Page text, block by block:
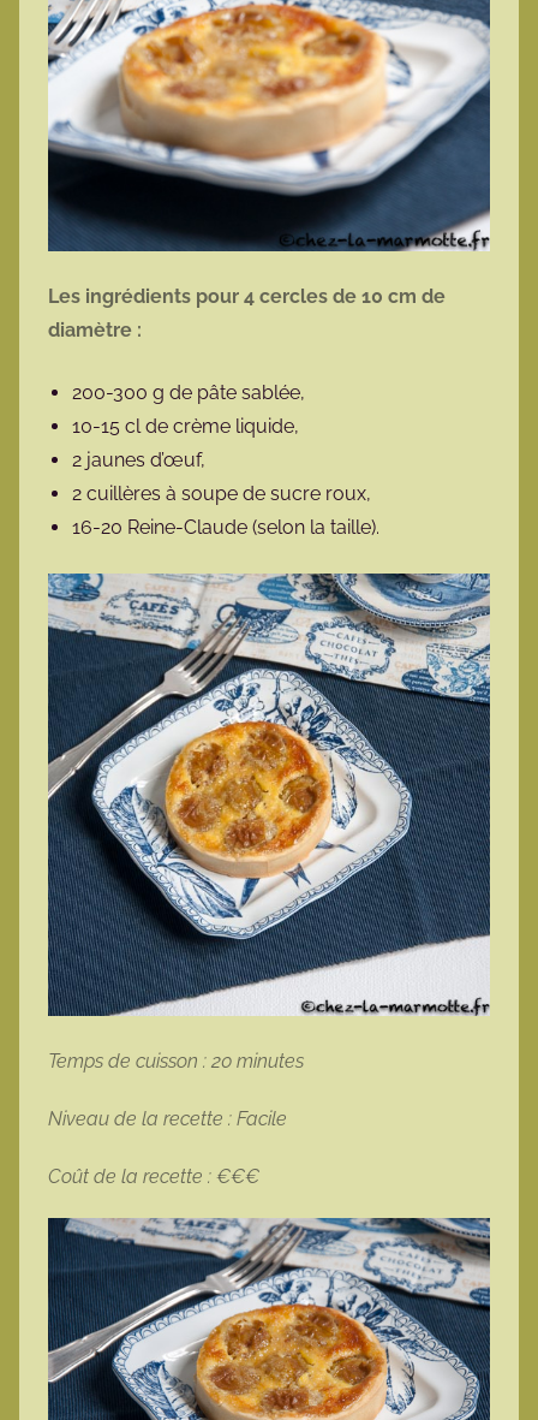
Les ingrédients pour 4 cercles de 10 cm de
diamètre :
200-300 g de pâte sablée,
10-15 cl de crème liquide,
2 jaunes d’œuf,
2 cuillères à soupe de sucre roux,
16-20 Reine-Claude (selon la taille).
Temps de cuisson : 20 minutes
Niveau de la recette : Facile
Coût de la recette : €€€